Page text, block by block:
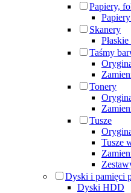
Papiery,
Skanery
Taśmy
Tonery
Tusze
Tusze
Dyski i pamięci
Dyski HDD